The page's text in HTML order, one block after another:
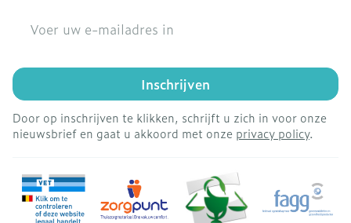
Inschrijven
Door op inschrijven te klikken, schrijft u zich in voor onze
nieuwsbrief en gaat u akkoord met onze privacy policy.